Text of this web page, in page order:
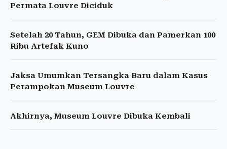
Permata Louvre Diciduk
Setelah 20 Tahun, GEM Dibuka dan Pamerkan 100
Ribu Artefak Kuno
Jaksa Umumkan Tersangka Baru dalam Kasus
Perampokan Museum Louvre
Akhirnya, Museum Louvre Dibuka Kembali